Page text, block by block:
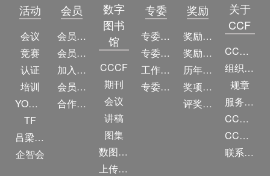
活动
会议
竞赛
认证
培训
YOCSEF
TF
吕梁振兴
企智会
会员
会员简介
会员权益
加入CCF
会员交费
合作伙伴
数字
图书
馆
CCCF
期刊
会议
讲稿
图集
数图编审委员会
上传/发布作品
专委
专委简介
专委条例
工作问答
专委名单
奖励
奖励动态
奖励目录
历年获奖名单
奖项推荐
评奖条例
关于
CCF
CCF简介
组织机构
规章
服务项目
CCF大事记
CCF创建60周年
联系我们